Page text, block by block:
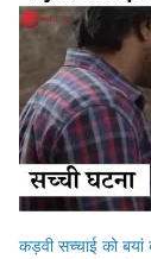
कड़वी सच्चाई को